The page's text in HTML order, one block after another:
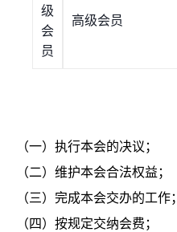
级
会
员
高级会员
（一）执行本会的决议；
（二）维护本会合法权益；
（三）完成本会交办的工作；
（四）按规定交纳会费；